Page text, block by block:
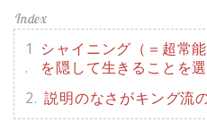
シャイニング（＝超常
を隠して生きることを
説明のなさがキング流